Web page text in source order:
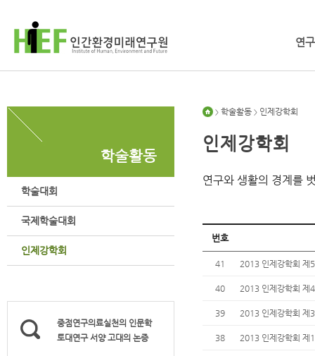
연
학술활동
학술대회
국제학술대회
인제강학회
중점연구의료실천의 인문학
토대연구 서양 고대의 논증
> 학술활동 > 인제강학회
인제강학회
연구와 생활의 경계를
번호
41 2013 인제강학회 제
40 2013 인제강학회 제
39 2013 인제강학회 제
38 2013 인제강학회 제